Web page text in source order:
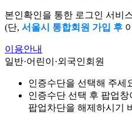
본인확인을 통한 로그인 서비
(단, 서울시 통합회원 가입 후
이용안내
일반·어린이·외국인회원
인증수단을 선택해 주세
인증수단 선택 후 팝업
팝업차단을 해제하시기